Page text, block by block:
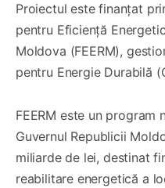
Proiectul este finanțat
pentru Eficiență
Moldova (FEERM),
pentru Energie Durabilă
FEERM este un
Guvernul Republicii
miliarde de lei, destinat
reabilitare energetică a